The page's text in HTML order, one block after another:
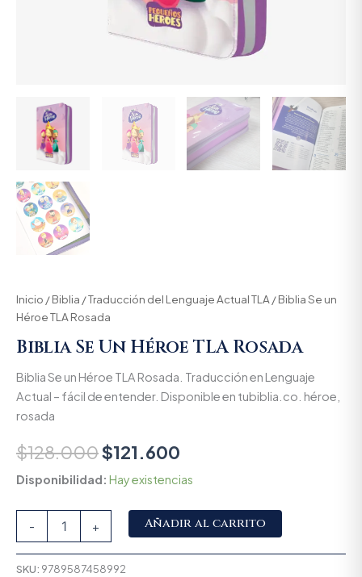
Inicio /Biblia /Traducción del Lenguaje Actual TLA / Biblia Se un
Héroe TLA Rosada
Biblia Se Un Héroe TLA Rosada
Biblia Se un Héroe TLA Rosada. Traducción en Lenguaje
Actual – fácil de entender. Disponible en tubiblia.co. héroe,
rosada
$128.000$121.600
Disponibilidad: Hay existencias
- + Añadir al carrito
SKU: 9789587458992